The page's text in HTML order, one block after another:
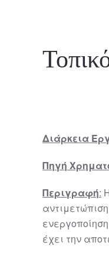
Διάρκεια
Πηγή
Περιγραφή:
έχει την